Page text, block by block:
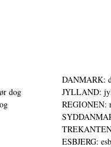
dog
DANMARK:
JYLLAND:
REGIONEN:
ESBJERG: